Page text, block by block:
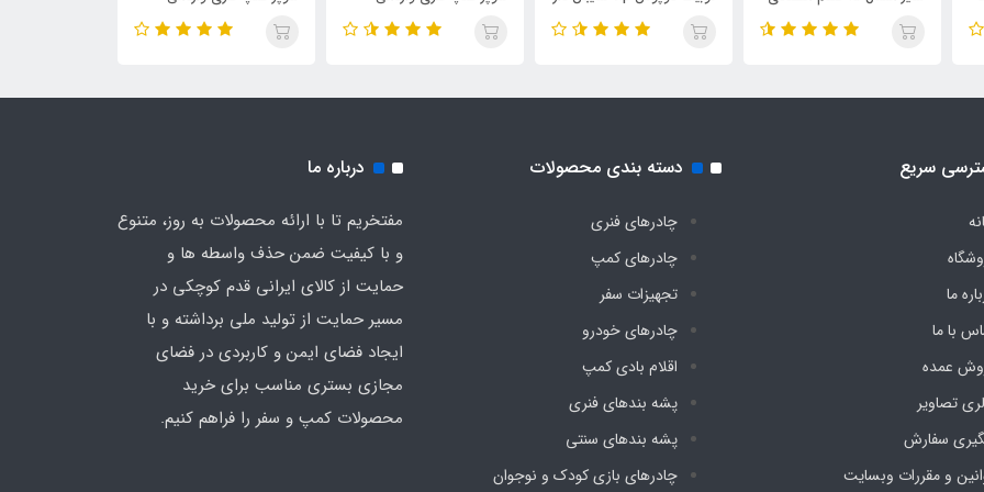
ضد آب چادری فنری بدون
پارچه کره ای هشت نفره
دیجی چادر (رنگ آبی)
دیجی چادر (رنگ آبی)
سریع
ما
با ما
عمده
تصاویر
سفارش
و مقررات وبسایت
دسته بندی محصولات
چادرهای فنری
چادرهای کمپ
تجهیزات سفر
چادرهای خودرو
اقلام بادی کمپ
پشه‌ بندهای فنری
پشه‌ بندهای سنتی
چادرهای بازی کودک و نوجوان
درباره ما
مفتخریم تا با ارائه محصولات به روز، متنوع
و با کیفیت ضمن حذف واسطه ها و
حمایت از کالای ایرانی قدم کوچکی در
مسیر حمایت از تولید ملی برداشته و با
ایجاد فضای ایمن و کاربردی در فضای
مجازی بستری مناسب برای خرید
محصولات کمپ و سفر را فراهم کنیم.